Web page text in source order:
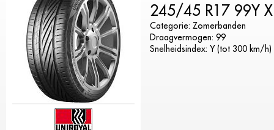
245/45 R17 99Y
Categorie: Zomerbanden
Draagvermogen: 99
Snelheidsindex: Y (tot 300 km/h)